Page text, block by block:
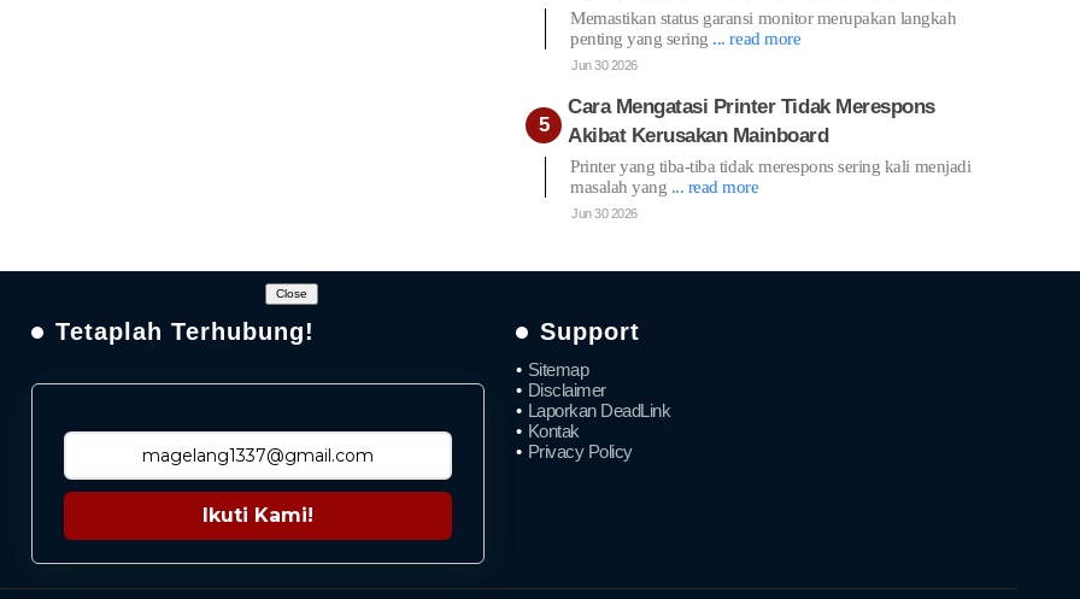
Memastikan status garansi monitor merupakan langkah
penting yang sering ... read more
Jun 30 2026
Cara Mengatasi Printer Tidak Merespons
Akibat Kerusakan Mainboard
Printer yang tiba-tiba tidak merespons sering kali menjadi
masalah yang ... read more
Jun 30 2026
Tetaplah Terhubung!
Ikuti Kami!
Support
Sitemap
Disclaimer
Laporkan DeadLink
Kontak
Privacy Policy
Close